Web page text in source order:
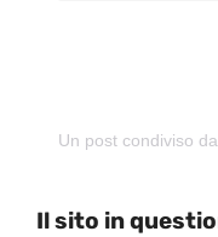
Un post condiviso
Il sito in